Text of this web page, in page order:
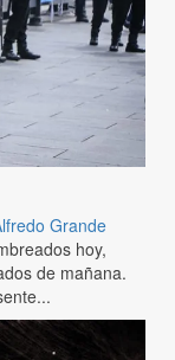
Grande
hoy,
de mañana.